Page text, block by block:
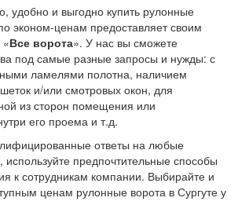
удобно и выгодно купить рулонные
эконом-ценам предоставляет своим
«Все ворота». У нас вы сможете
под самые разные запросы и нужды: с
ламелями полотна, наличием
и/или смотровых окон, для
из сторон помещения или
его проема и т.д.
ответы на любые
предпочтительные способы
к сотрудникам компании. Выбирайте и
ценам рулонные ворота в Сургуте у